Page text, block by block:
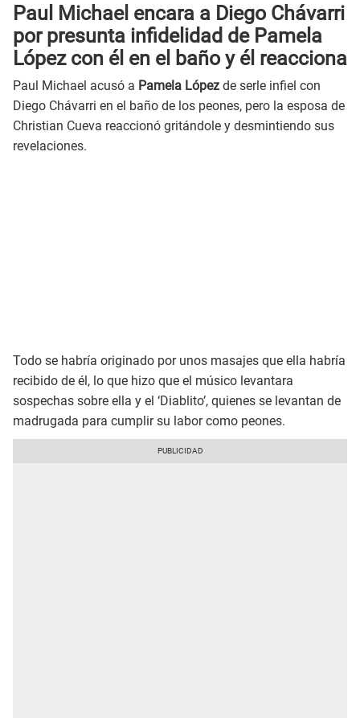
Paul Michael encara a Diego Chávarri
por presunta infidelidad de Pamela
López con él en el baño y él reacciona
Paul Michael acusó a Pamela López de serle infiel con
Diego Chávarri en el baño de los peones, pero la esposa de
Christian Cueva reaccionó gritándole y desmintiendo sus
revelaciones.
Todo se habría originado por unos masajes que ella habría
recibido de él, lo que hizo que el músico levantara
sospechas sobre ella y el ‘Diablito’, quienes se levantan de
madrugada para cumplir su labor como peones.